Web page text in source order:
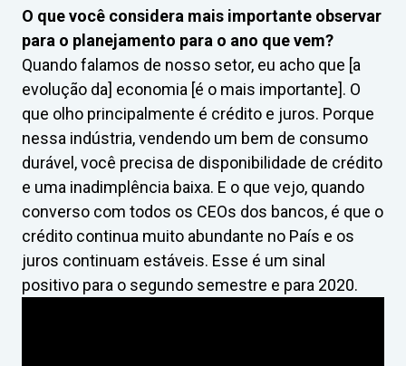
O que você considera mais importante observar
para o planejamento para o ano que vem?
Quando falamos de nosso setor, eu acho que [a
evolução da] economia [é o mais importante]. O
que olho principalmente é crédito e juros. Porque
nessa indústria, vendendo um bem de consumo
durável, você precisa de disponibilidade de crédito
e uma inadimplência baixa. E o que vejo, quando
converso com todos os CEOs dos bancos, é que o
crédito continua muito abundante no País e os
juros continuam estáveis. Esse é um sinal
positivo para o segundo semestre e para 2020.